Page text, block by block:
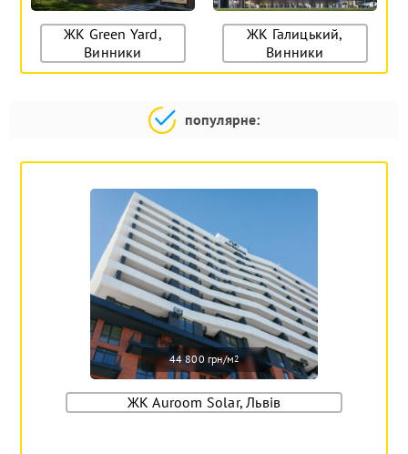
ЖК Green Yard,
Винники
ЖК Галицький,
Винники
популярне:
44 800 грн/м2
ЖК Auroom Solar, Львів